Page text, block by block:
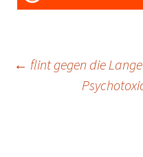
Post
← flint gegen die